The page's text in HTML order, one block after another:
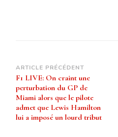
Navigation
d’article
ARTICLE PRÉCÉDENT
F1 LIVE: On craint une
perturbation du GP de
Miami alors que le pilote
admet que Lewis Hamilton
lui a imposé un lourd tribut